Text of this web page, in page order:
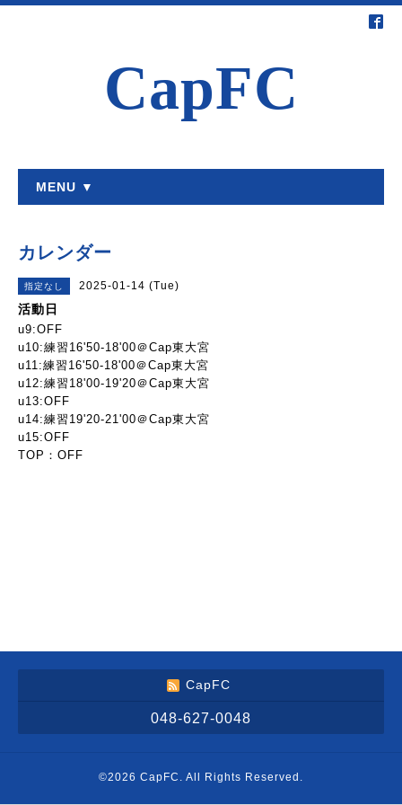
CapFC
MENU ▼
カレンダー
指定なし 2025-01-14 (Tue)
活動日
u9:OFF
u10:練習16'50-18'00＠Cap東大宮
u11:練習16'50-18'00＠Cap東大宮
u12:練習18'00-19'20＠Cap東大宮
u13:OFF
u14:練習19'20-21'00＠Cap東大宮
u15:OFF
TOP：OFF
CapFC
048-627-0048
©2026 CapFC . All Rights Reserved.